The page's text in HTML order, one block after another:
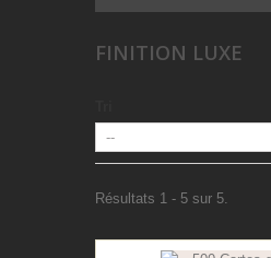
FINITION LUXE
Résultats 1 - 5 sur 5.